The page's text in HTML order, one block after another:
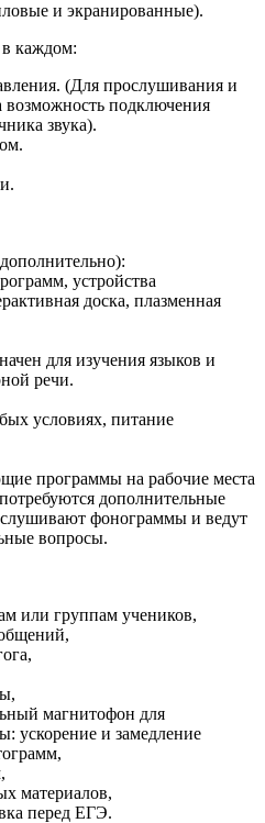
и экранированные).
в каждом:
(Для прослушивания и
возможность подключения
звука).
устройства
доска, плазменная
для изучения языков и
речи.
условиях, питание
программы на рабочие места
дополнительные
фонограммы и ведут
вопросы.
или группам учеников,
магнитофон для
ускорение и замедление
материалов,
перед ЕГЭ.